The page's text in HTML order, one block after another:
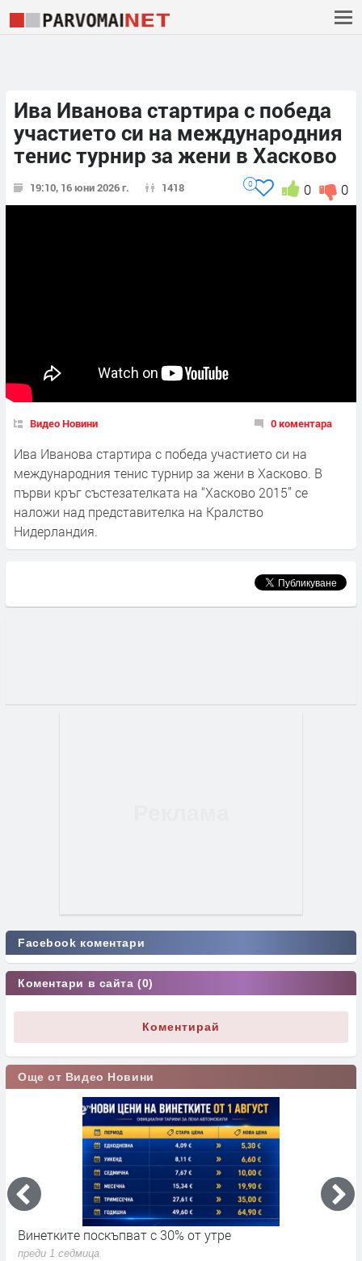
Ива Иванова стартира с победа
участието си на международния
тенис турнир за жени в Хасково
19:10, 16 юни 2026 г. 1418 0
0
0
Видео Новини 0 коментара
Ива Иванова стартира с победа участието си на
международния тенис турнир за жени в Хасково. В
първи кръг състезателката на “Хасково 2015” се
наложи над представителка на Кралство
Нидерландия.
Facebook коментари
Коментари в сайта (0)
Коментирай
Още от Видео Новини
Винетките поскъпват с 30% от утре
преди 1 седмица